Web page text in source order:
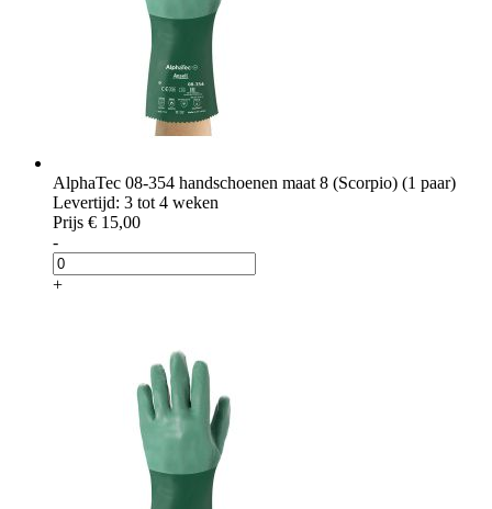
AlphaTec 08-354 handschoenen maat 8 (Scorpio) (1 paar)
Levertijd: 3 tot 4 weken
Prijs € 15,00
-
+